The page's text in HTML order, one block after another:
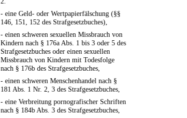
- eine Geld- oder Wertpapierfälschung (§§
146, 151, 152 des Strafgesetzbuches),
- einen schweren sexuellen Missbrauch von
Kindern nach § 176a Abs. 1 bis 3 oder 5 des
Strafgesetzbuches oder einen sexuellen
Missbrauch von Kindern mit Todesfolge
nach § 176b des Strafgesetzbuches,
- einen schweren Menschenhandel nach §
181 Abs. 1 Nr. 2, 3 des Strafgesetzbuches,
- eine Verbreitung pornografischer Schriften
nach § 184b Abs. 3 des Strafgesetzbuches,